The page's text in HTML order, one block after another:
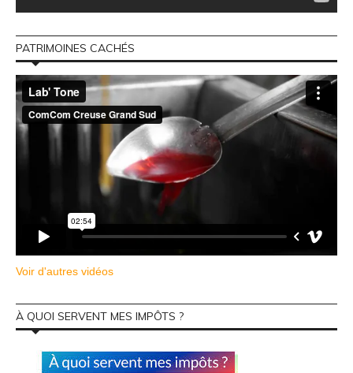
PATRIMOINES CACHÉS
Voir d'autres vidéos
À QUOI SERVENT MES IMPÔTS ?